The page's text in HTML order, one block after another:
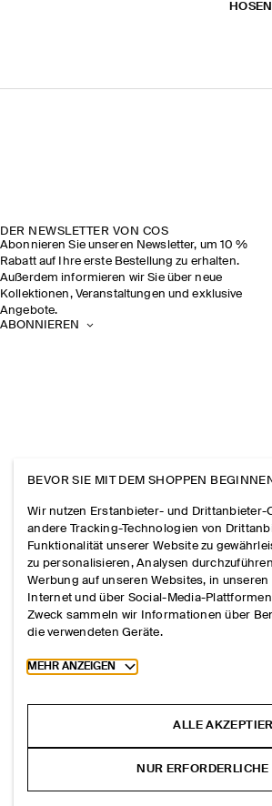
HOSEN
DER NEWSLETTER VON COS
Abonnieren Sie unseren Newsletter, um 10 %
Rabatt auf Ihre erste Bestellung zu erhalten.
Außerdem informieren wir Sie über neue
Kollektionen, Veranstaltungen und exklusive
Angebote.
ABONNIEREN
BEVOR SIE MIT DEM SHOPPEN
Wir nutzen Erstanbieter- und Drittanbieter-
andere Tracking-Technologien von
Funktionalität unserer Website zu
zu personalisieren, Analysen
Werbung auf unseren Websites, in
Internet und über Social-Media-
Zweck sammeln wir Informationen über
die verwendeten Geräte.
Toggle more cookie information
MEHR ANZEIGEN
ALLE
NUR